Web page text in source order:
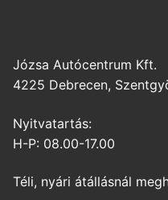
Józsa Autócentrum Kft.
4225 Debrecen,
Nyitvatartás:
H-P: 08.00-17.00
Téli, nyári átállásnál